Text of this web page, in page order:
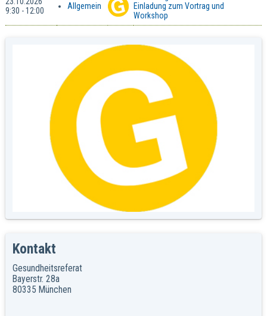
9:30 - 12:00
Allgemein
Einladung zum Vortrag und
Workshop
Kontakt
Gesundheitsreferat
Bayerstr. 28a
80335 München